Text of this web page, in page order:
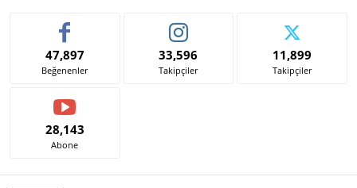
47,897
Beğenenler
33,596
Takipçiler
11,899
Takipçiler
28,143
Abone